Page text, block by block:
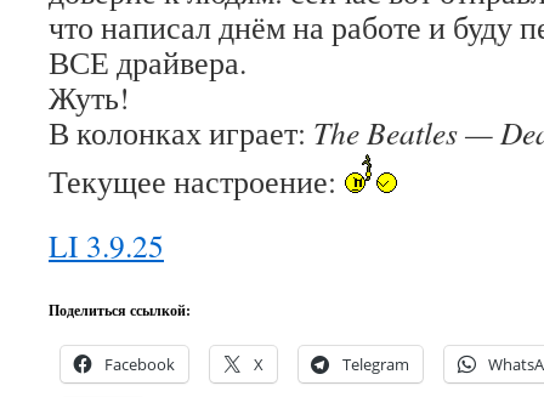
что написал днём на работе и буду
ВСЕ драйвера.
Жуть!
В колонках играет: The Beatles —
Текущее настроение:
LI 3.9.25
Поделиться ссылкой:
Facebook X Telegram